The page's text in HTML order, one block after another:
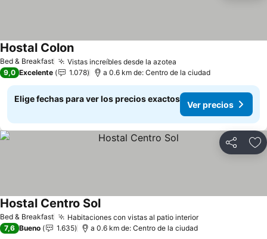
Bed & Breakfast Vistas increíbles desde la azotea
Hostal Colon
9,0 Excelente 1.078 a 0.6 km de: Centro de la ciudad
Elige fechas para ver los precios exactos
Ver precios
Compartir
Bed & Breakfast Habitaciones con vistas al patio interior
Hostal Centro Sol
7,6 Bueno 1.635 a 0.6 km de: Centro de la ciudad